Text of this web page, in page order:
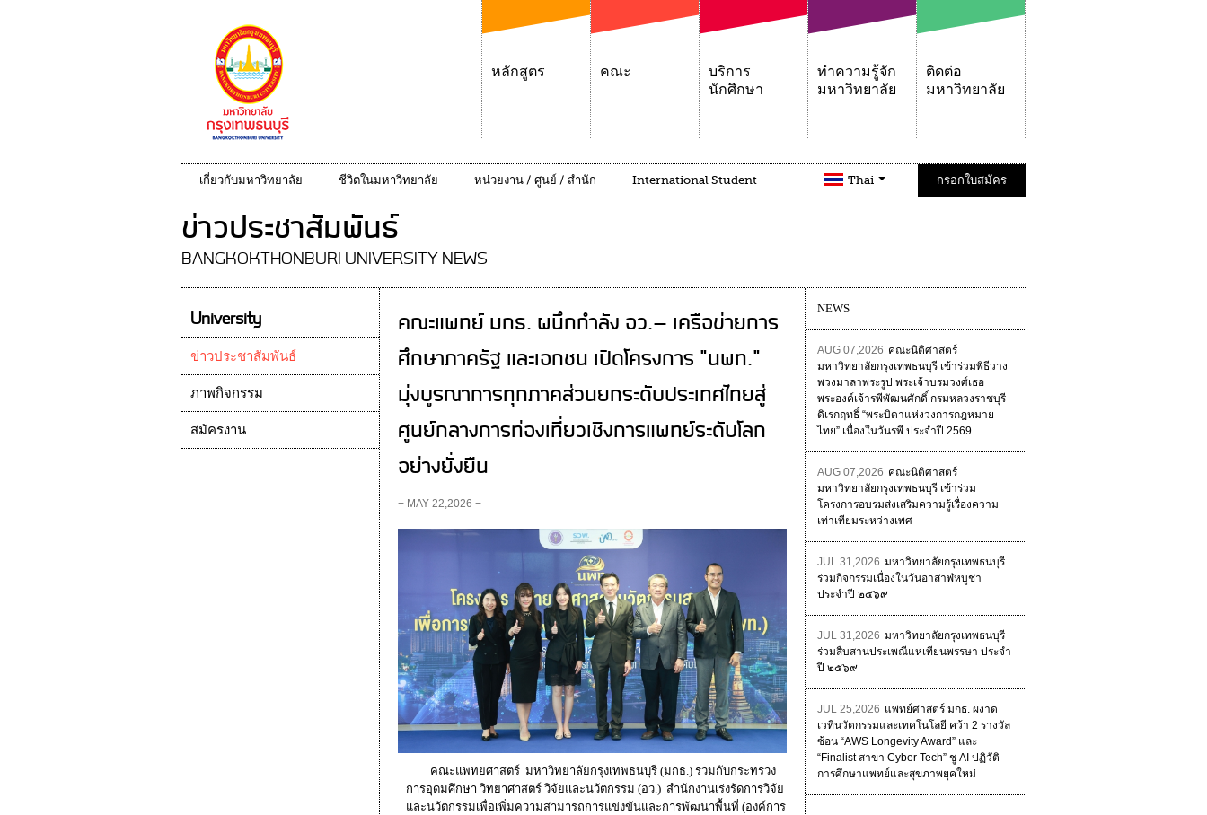
หลักสูตร คณะ
บริการ
นักศึกษา
ทำความรู้จัก
มหาวิทยาลัย
ติดต่อ
มหาวิทยาลัย
เกี่ยวกับมหาวิทยาลัย ชีวิตในมหาวิทยาลัย หน่วยงาน / ศูนย์ / สำนัก International Student Thai กรอกใบสมัคร
ข่าวประชาสัมพันธ์
BANGKOKTHONBURI UNIVERSITY NEWS
คณะแพทย์ มกธ. ผนึกกำลัง อว.- เครือข่ายการ
ศึกษาภาครัฐ และเอกชน เปิดโครงการ "นพท."
มุ่งบูรณาการทุกภาคส่วนยกระดับประเทศไทยสู่
ศูนย์กลางการท่องเที่ยวเชิงการแพทย์ระดับโลก
อย่างยั่งยืน
− MAY 22,2026 −
คณะแพทยศาสตร์ มหาวิทยาลัยกรุงเทพธนบุรี (มกธ.) ร่วมกับกระทรวง
การอุดมศึกษา วิทยาศาสตร์ วิจัยและนวัตกรรม (อว.) สำนักงานเร่งรัดการวิจัย
และนวัตกรรมเพื่อเพิ่มความสามารถการแข่งขันและการพัฒนาพื้นที่ (องค์การ
NEWS
AUG 07,2026 คณะนิติศาสตร์
มหาวิทยาลัยกรุงเทพธนบุรี เข้าร่วมพิธีวาง
พวงมาลาพระรูป พระเจ้าบรมวงศ์เธอ
พระองค์เจ้ารพีพัฒนศักดิ์ กรมหลวงราชบุรี
ดิเรกฤทธิ์ “พระบิดาแห่งวงการกฎหมาย
ไทย” เนื่องในวันรพี ประจำปี 2569
AUG 07,2026 คณะนิติศาสตร์
มหาวิทยาลัยกรุงเทพธนบุรี เข้าร่วม
โครงการอบรมส่งเสริมความรู้เรื่องความ
เท่าเทียมระหว่างเพศ
JUL 31,2026 มหาวิทยาลัยกรุงเทพธนบุรี
ร่วมกิจกรรมเนื่องในวันอาสาฬหบูชา
ประจำปี ๒๕๖๙
JUL 31,2026 มหาวิทยาลัยกรุงเทพธนบุรี
ร่วมสืบสานประเพณีแห่เทียนพรรษา ประจำ
ปี ๒๕๖๙
JUL 25,2026 แพทย์ศาสตร์ มกธ. ผงาด
เวทีนวัตกรรมและเทคโนโลยี คว้า 2 รางวัล
ซ้อน “AWS Longevity Award” และ
“Finalist สาขา Cyber Tech” ชู AI ปฏิวัติ
การศึกษาแพทย์และสุขภาพยุคใหม่
University
ข่าวประชาสัมพันธ์
ภาพกิจกรรม
สมัครงาน